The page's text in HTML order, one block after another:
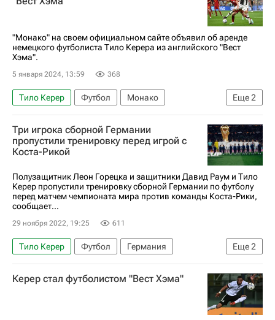
Серия А 2026-2027 (Чемпионат Италии по футболу)
"Монако" на своем официальном сайте объявил об аренде
немецкого футболиста Тило Керера из английского "Вест
Хэма".
5 января 2024, 13:59 368
Еще2
Тило Керер Футбол
Монако
Шальке 04
Вест Хэм Юнайтед
Три игрока сборной Германии
пропустили тренировку перед игрой с
Коста-Рикой
Полузащитник Леон Горецка и защитники Давид Раум и Тило
Керер пропустили тренировку сборной Германии по футболу
перед матчем чемпионата мира против команды Коста-Рики,
сообщает...
29 ноября 2022, 19:25 611
Еще2
Тило Керер Футбол
Германия
ЧМ по футболу 2026
Леон Горецка
Керер стал футболистом "Вест Хэма"